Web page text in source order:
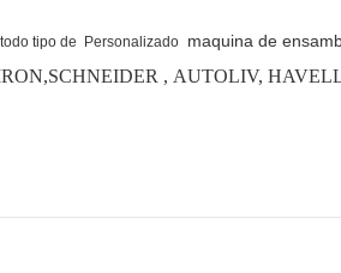
tipo de Personalizado maquina de
, AUTOLIV,